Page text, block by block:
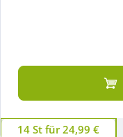
14 St für 24,99 €